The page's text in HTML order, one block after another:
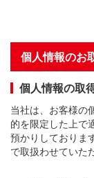
個人情報のお
個人情報の取
当社は、お客様の
的を限定した上で
預かりしておりま
で取扱わせていた